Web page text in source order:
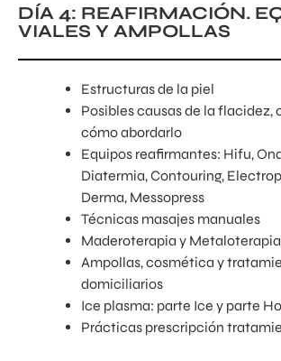
DÍA 4: REAFIRMACIÓN.
VIALES Y AMPOLLAS
Estructuras de la piel
Posibles causas de la flacidez,
cómo abordarlo
Equipos reafirmantes: Hifu,
Diatermia, Contouring,
Derma, Messopress
Técnicas masajes manuales
Maderoterapia y Metaloterapia
Ampollas, cosmética y
domiciliarios
Ice plasma: parte Ice y parte
Prácticas prescripción